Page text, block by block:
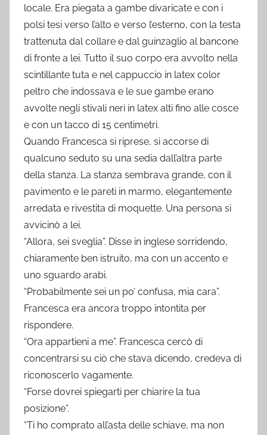
locale. Era piegata a gambe divaricate e con i
polsi tesi verso l’alto e verso l’esterno, con la testa
trattenuta dal collare e dal guinzaglio al bancone
di fronte a lei. Tutto il suo corpo era avvolto nella
scintillante tuta e nel cappuccio in latex color
peltro che indossava e le sue gambe erano
avvolte negli stivali neri in latex alti fino alle cosce
e con un tacco di 15 centimetri.
Quando Francesca si riprese, si accorse di
qualcuno seduto su una sedia dall’altra parte
della stanza. La stanza sembrava grande, con il
pavimento e le pareti in marmo, elegantemente
arredata e rivestita di moquette. Una persona si
avvicinò a lei.
“Allora, sei sveglia”. Disse in inglese sorridendo,
chiaramente ben istruito, ma con un accento e
uno sguardo arabi.
“Probabilmente sei un po’ confusa, mia cara”.
Francesca era ancora troppo intontita per
rispondere.
“Ora appartieni a me”. Francesca cercò di
concentrarsi su ciò che stava dicendo, credeva di
riconoscerlo vagamente.
“Forse dovrei spiegarti per chiarire la tua
posizione”.
“Ti ho comprato all’asta delle schiave, ma non